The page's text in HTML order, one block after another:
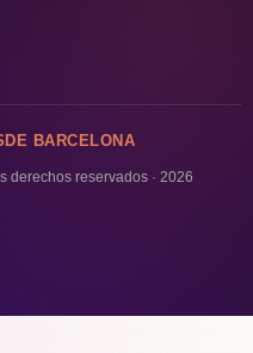
BARCELONA
derechos reservados · 2026